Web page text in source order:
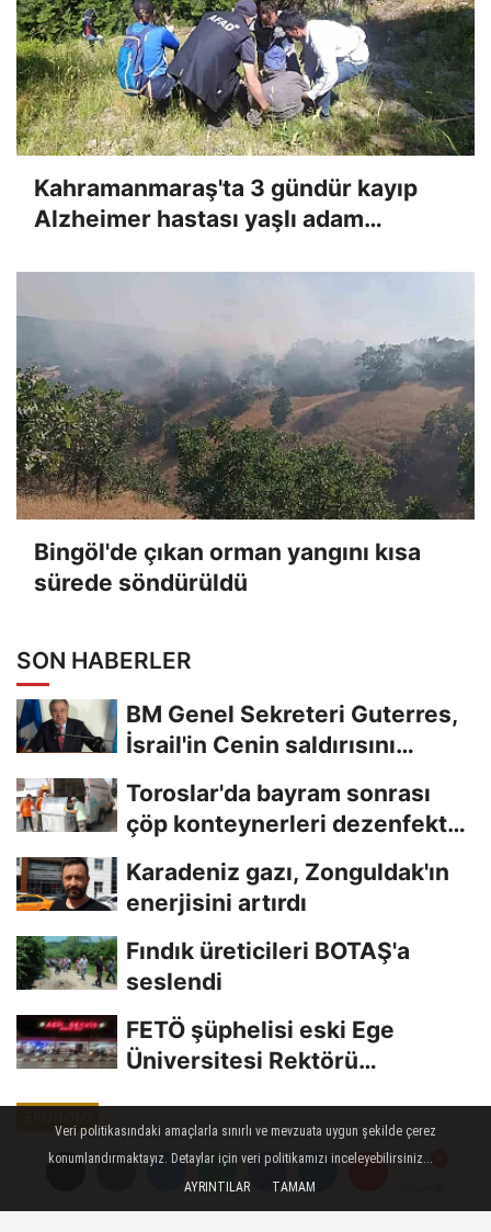
Kahramanmaraş'ta 3 gündür kayıp
Alzheimer hastası yaşlı adam
Bingöl'de çıkan orman yangını kısa
sürede söndürüldü
SON HABERLER
BM Genel Sekreteri Guterres,
İsrail'in Cenin saldırısını
Toroslar'da bayram sonrası
çöp konteynerleri dezenfekte
Karadeniz gazı, Zonguldak'ın
enerjisini artırdı
Fındık üreticileri BOTAŞ'a
seslendi
FETÖ şüphelisi eski Ege
Üniversitesi Rektörü
Yayınlanma: 02 Temmuz 2023 - 11:58
Veri politikasındaki amaçlarla sınırlı ve mevzuata uygun şekilde çerez
konumlandırmaktayız. Detaylar için veri politikamızı inceleyebilirsiniz...
AYRINTILAR
TAMAM